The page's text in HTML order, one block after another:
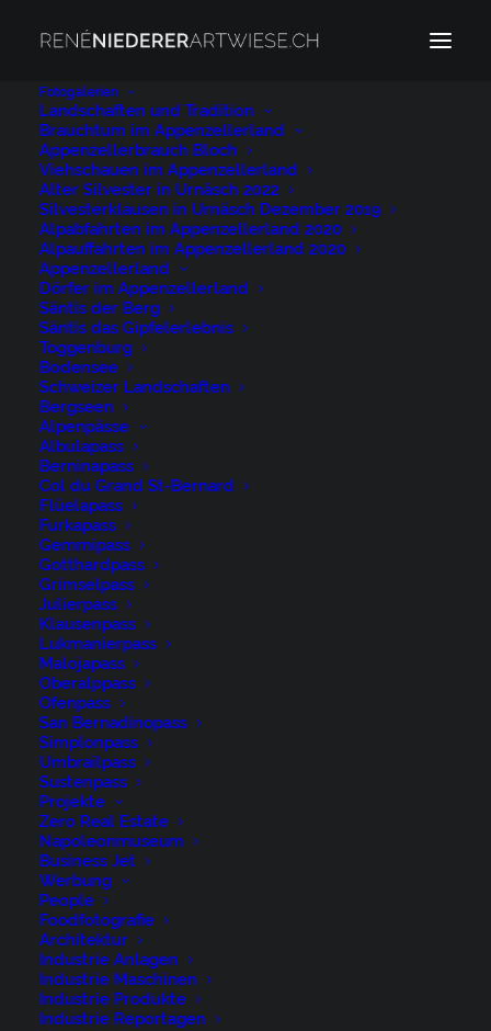
Fotogalerien
Landschaften und Tradition
Brauchtum im Appenzellerland
Appenzellerbrauch Bloch
Viehschauen im Appenzellerland
Alter Silvester in Urnäsch 2022
Silvesterklausen in Urnäsch Dezember 2019
Alpabfahrten im Appenzellerland 2020
Alpauffahrten im Appenzellerland 2020
Appenzellerland
Dörfer im Appenzellerland
Säntis der Berg
Säntis das Gipfelerlebnis
Toggenburg
Bodensee
Schweizer Landschaften
Bergseen
Alpenpässe
Albulapass
Berninapass
Col du Grand St-Bernard
Flüelapass
Furkapass
Gemmipass
Gotthardpass
Grimselpass
Julierpass
Klausenpass
Lukmanierpass
Malojapass
Oberalppass
Ofenpass
San Bernadinopass
Simplonpass
Umbrailpass
Sustenpass
Projekte
Zero Real Estate
Napoleonmuseum
Business Jet
Werbung
People
Foodfotografie
Architektur
Industrie Anlagen
Industrie Maschinen
Industrie Produkte
Industrie Reportagen
Regenbogen
Home Archive by Category "Regenbogen"
Regenbogen
Appenzellerland Urnäsch
Appenzell, Appenzell Ausserrohden,
Gewitter, Ostschweiz, Rainbow,
Regenbogen, Schweiz, Suisse, Switzerland,
Thunderstorm, Urnäsch, Wetter
Gotthardpass
Alpen, Alpenpass, Autumn, Berge, Fall,
Gewässer, Gotthard, Gotthard-Pass, Herbst,
Jahreszeiten, Landschaft und Natur, Natur,
Orte, Passo del San Gottardo, Passstrasse,
Rainbow, Regenbogen, Schweiz, St.
Gotthard, St. Gotthard-Pass, Suisse,
Switzerland, Ticino, Wetter